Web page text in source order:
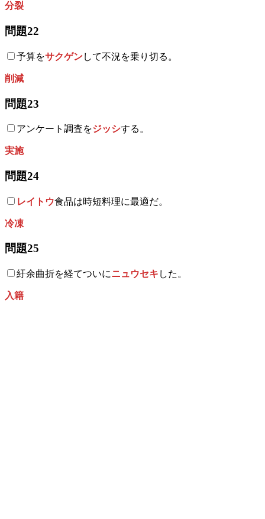
分裂
問題22
予算をサクゲンして不況を乗り切る。
削減
問題23
アンケート調査をジッシする。
実施
問題24
レイトウ食品は時短料理に最適だ。
冷凍
問題25
紆余曲折を経てついにニュウセキ した。
入籍